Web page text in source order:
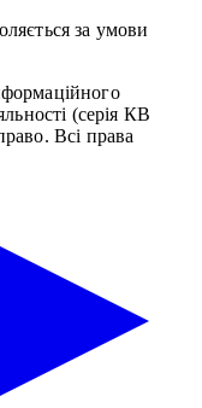
за умови
(серія КВ
Всі права